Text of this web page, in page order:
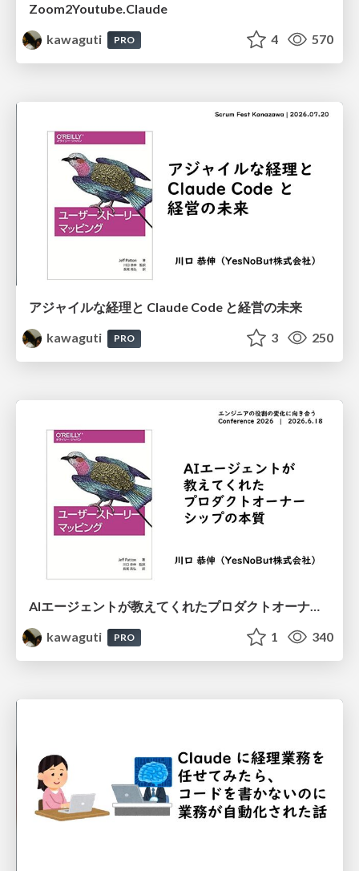
Zoom2Youtube.Claude
kawaguti
PRO 4 570
アジャイルな経理と Claude Code と 経営の未来
kawaguti
PRO 3 250
AIエージェントが教えてくれたプロダクトオーナーシップの本質
kawaguti
PRO 1 340